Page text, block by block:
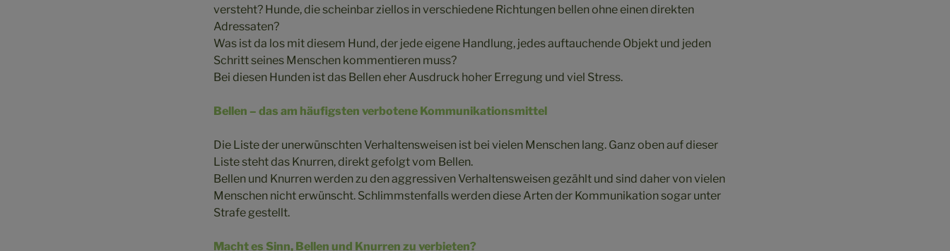
versteht? Hunde, die scheinbar ziellos in verschiedene Richtungen bellen ohne einen direkten
Adressaten?
Was ist da los mit diesem Hund, der jede eigene Handlung, jedes auftauchende Objekt und jeden
Schritt seines Menschen kommentieren muss?
Bei diesen Hunden ist das Bellen eher Ausdruck hoher Erregung und viel Stress.
Bellen – das am häufigsten verbotene Kommunikationsmittel
Die Liste der unerwünschten Verhaltensweisen ist bei vielen Menschen lang. Ganz oben auf dieser
Liste steht das Knurren, direkt gefolgt vom Bellen.
Bellen und Knurren werden zu den aggressiven Verhaltensweisen gezählt und sind daher von vielen
Menschen nicht erwünscht. Schlimmstenfalls werden diese Arten der Kommunikation sogar unter
Strafe gestellt.
Macht es Sinn, Bellen und Knurren zu verbieten?